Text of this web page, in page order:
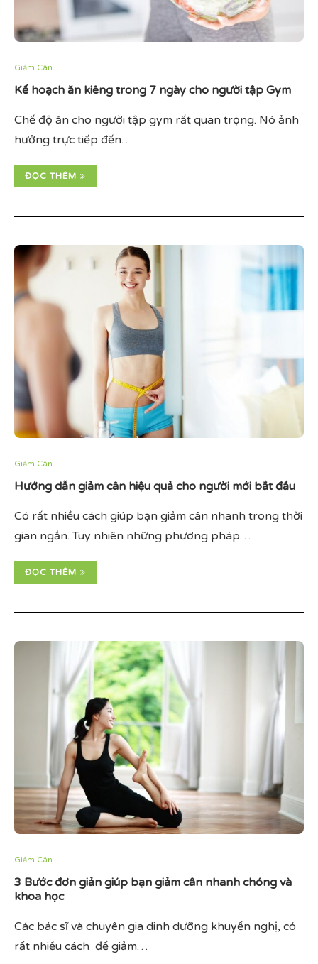
Giảm Cân
Kế hoạch ăn kiêng trong 7 ngày cho người tập Gym
Chế độ ăn cho người tập gym rất quan trọng. Nó ảnh
hưởng trực tiếp đến…
ĐỌC THÊM
Giảm Cân
Hướng dẫn giảm cân hiệu quả cho người mới bắt đầu
Có rất nhiều cách giúp bạn giảm cân nhanh trong thời
gian ngắn. Tuy nhiên những phương pháp…
ĐỌC THÊM
Giảm Cân
3 Bước đơn giản giúp bạn giảm cân nhanh chóng và
khoa học
Các bác sĩ và chuyên gia dinh dưỡng khuyến nghị, có
rất nhiều cách để giảm…